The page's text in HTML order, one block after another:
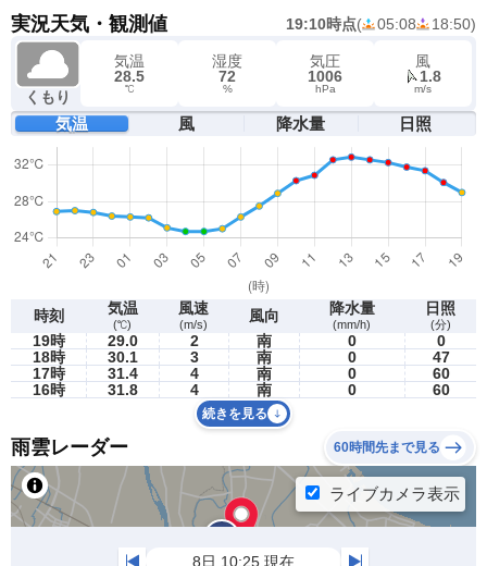
実況天気・観測値 19:10時点( 05:08 18:50)
くもり
気温
28.5
℃
湿度
72
%
気圧
1006
hPa
風
1.8
m/s
気温 風 降水量 日照
時刻 気温
(℃)
風速
(m/s) 風向 降水量
(mm/h)
日照
(分)
19時 29.0 2 南 0
0
18時
30.1 3 南 0
47
17時
31.4 4 南 0
60
16時
31.8 4 南 0 60
続きを見る
雨雲レーダー 60時間先まで見る